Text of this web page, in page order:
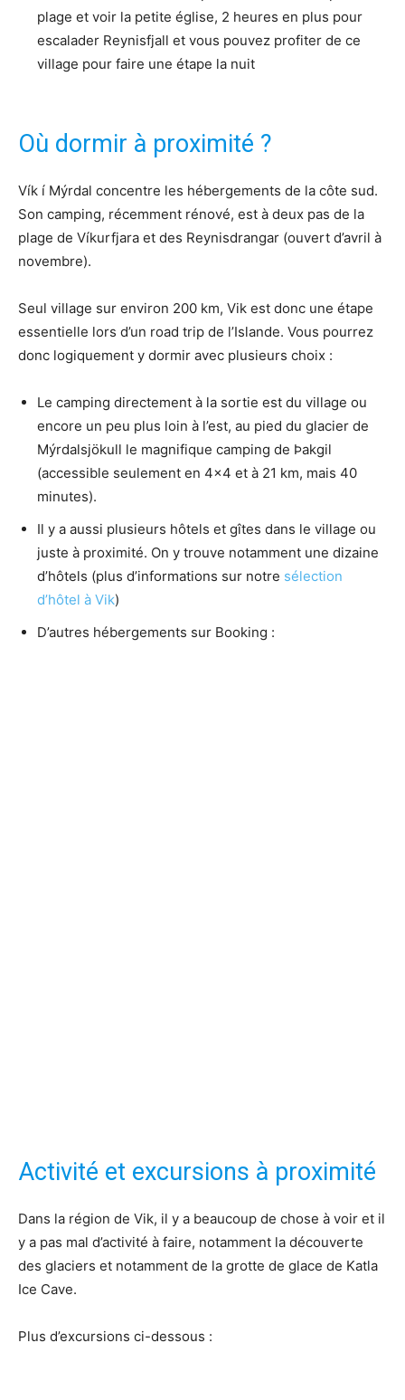
plage et voir la petite église, 2 heures en plus pour
escalader Reynisfjall et vous pouvez profiter de ce
village pour faire une étape la nuit
Où dormir à proximité ?
Vík í Mýrdal concentre les hébergements de la côte sud.
Son camping, récemment rénové, est à deux pas de la
plage de Víkurfjara et des Reynisdrangar (ouvert d’avril à
novembre).
Seul village sur environ 200 km, Vik est donc une étape
essentielle lors d’un road trip de l’Islande. Vous pourrez
donc logiquement y dormir avec plusieurs choix :
Le camping directement à la sortie est du village ou
encore un peu plus loin à l’est, au pied du glacier de
Mýrdalsjökull le magnifique camping de Þakgil
(accessible seulement en 4×4 et à 21 km, mais 40
minutes).
Il y a aussi plusieurs hôtels et gîtes dans le village ou
juste à proximité. On y trouve notamment une dizaine
d’hôtels (plus d’informations sur notre sélection
d’hôtel à Vik)
D’autres hébergements sur Booking :
Activité et excursions à proximité
Dans la région de Vik, il y a beaucoup de chose à voir et il
y a pas mal d’activité à faire, notamment la découverte
des glaciers et notamment de la grotte de glace de Katla
Ice Cave.
Plus d’excursions ci-dessous :